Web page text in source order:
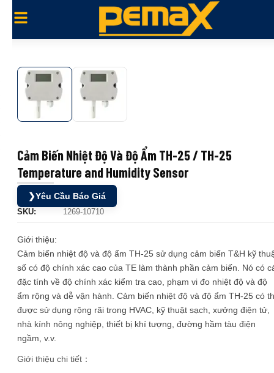
Cảm Biến Nhiệt Độ Và Độ Ẩm TH-25 / TH-25
Temperature and Humidity Sensor
❯Yêu Cầu Báo Giá
SKU: 1269-10710
Giới thiệu:
Cảm biến nhiệt độ và độ ẩm TH-25 sử dụng cảm biến T&H kỹ
số có độ chính xác cao của TE làm thành phần cảm biến. Nó có
đặc tính về độ chính xác kiểm tra cao, phạm vi đo nhiệt độ và độ
ẩm rộng và dễ vận hành. Cảm biến nhiệt độ và độ ẩm TH-25 có
được sử dụng rộng rãi trong HVAC, kỹ thuật sạch, xưởng điện tử,
nhà kính nông nghiệp, thiết bị khí tượng, đường hầm tàu điện
ngầm, v.v.
Giới thiệu chi tiết：